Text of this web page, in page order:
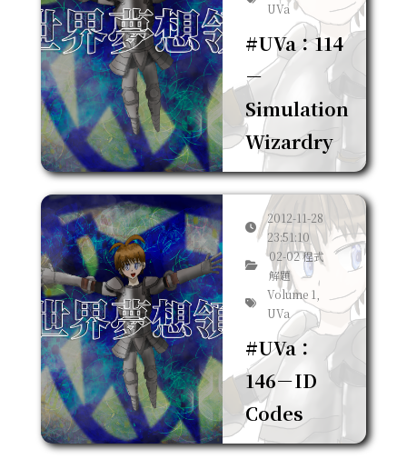
UVa
#UVa：114
－
Simulation
Wizardry
2012-11-28
23:51:10
02-02 程式
解題
Volume 1,
UVa
#UVa：
146－ID
Codes